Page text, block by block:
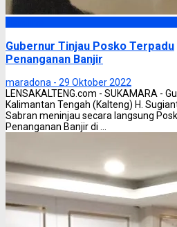
Gubernur Tinjau Posko Terpadu
Penanganan Banjir
maradona - 29 Oktober 2022
LENSAKALTENG.com - SUKAMARA -
Kalimantan Tengah (Kalteng) H.
Sabran meninjau secara langsung
Penanganan Banjir di ...